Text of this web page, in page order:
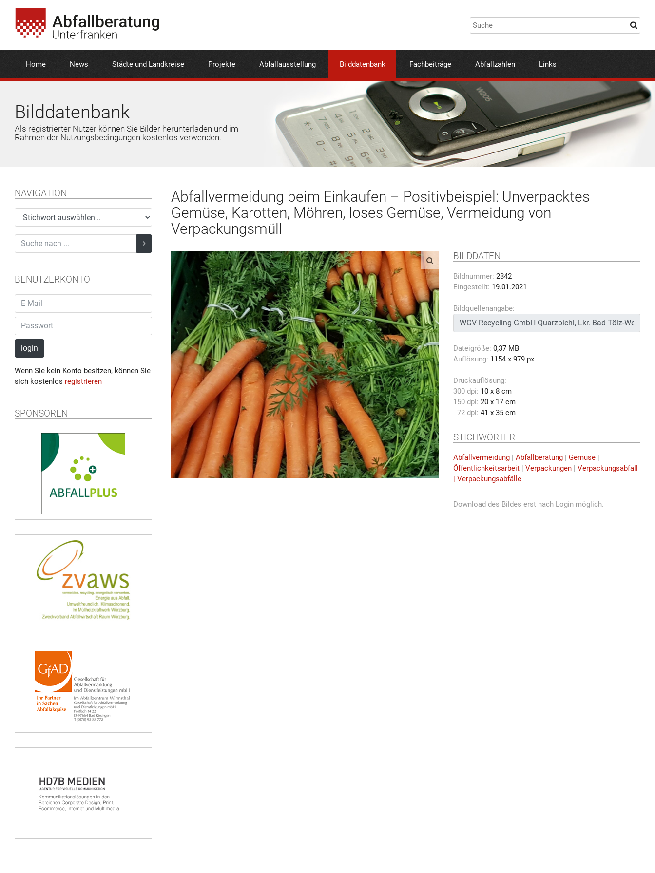
Home News Städte und Landkreise Projekte Abfallausstellung Bilddatenbank Fachbeiträge Abfallzahlen Links
Bilddatenbank
Als registrierter Nutzer können Sie Bilder herunterladen und im
Rahmen der Nutzungsbedingungen kostenlos verwenden.
NAVIGATION
BENUTZERKONTO
login
Wenn Sie kein Konto besitzen, können Sie
sich kostenlos registrieren
SPONSOREN
Abfallvermeidung beim Einkaufen – Positivbeispiel: Unverpacktes
Gemüse, Karotten, Möhren, loses Gemüse, Vermeidung von
Verpackungsmüll
BILDDATEN
Bildnummer: 2842
Eingestellt: 19.01.2021
Bildquellenangabe:
Dateigröße: 0,37 MB
Auflösung: 1154 x 979 px
Druckauflösung:
300 dpi: 10 x 8 cm
150 dpi: 20 x 17 cm
72 dpi: 41 x 35 cm
STICHWÖRTER
Abfallvermeidung |Abfallberatung |Gemüse |
Öffentlichkeitsarbeit |Verpackungen |Verpackungsabfall
| Verpackungsabfälle
Download des Bildes erst nach Login möglich.